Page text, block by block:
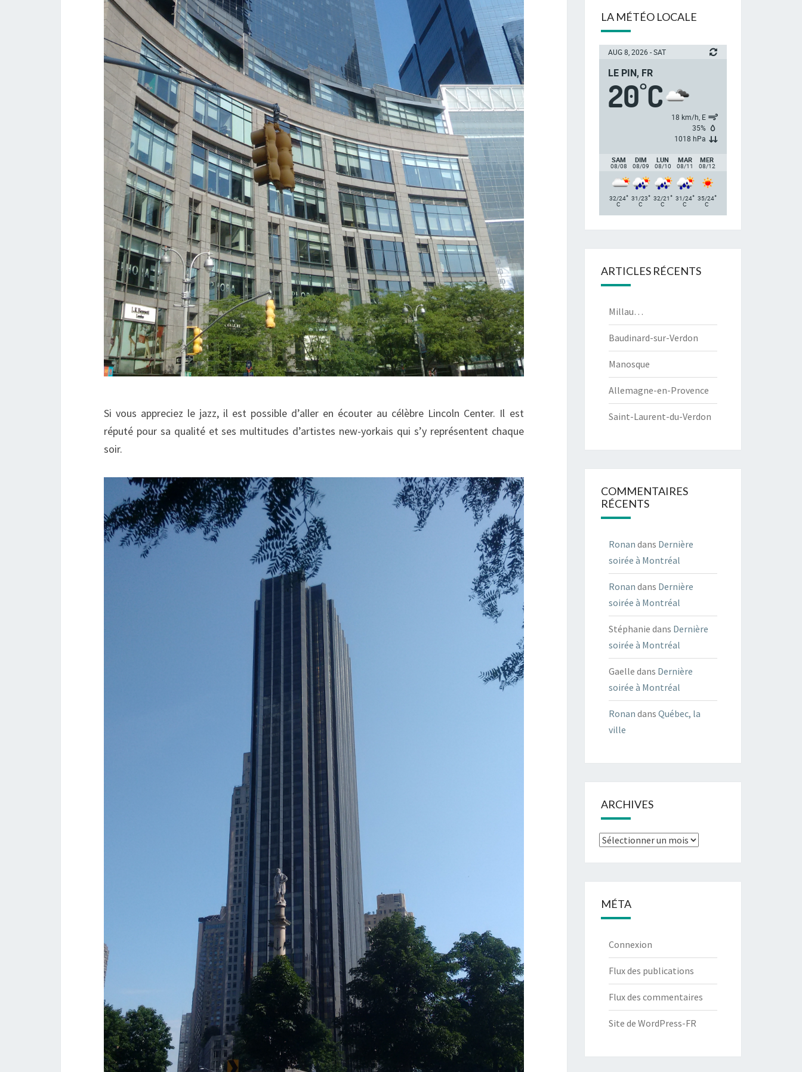
Si vous appreciez le jazz, il est possible d’aller en écouter au célèbre Lincoln Center. Il est
réputé pour sa qualité et ses multitudes d’artistes new-yorkais qui s’y représentent chaque
soir.
LA MÉTÉO LOCALE
AUG 8, 2026 - SAT
LE PIN, FR
20°C
18 km/h, E
35%
1018 hPa
SAM
08/08
DIM
08/09
LUN
08/10
MAR
08/11
MER
08/12
32/24°
C
31/23°
C
32/21°
C
31/24°
C
35/24°
C
ARTICLES RÉCENTS
Millau…
Baudinard-sur-Verdon
Manosque
Allemagne-en-Provence
Saint-Laurent-du-Verdon
COMMENTAIRES
RÉCENTS
Ronan dans Dernière
soirée à Montréal
Ronan dans Dernière
soirée à Montréal
Stéphanie dans Dernière
soirée à Montréal
Gaelle dans Dernière
soirée à Montréal
Ronan dans Québec, la
ville
ARCHIVES
Archives
MÉTA
Connexion
Flux des publications
Flux des commentaires
Site de WordPress-FR